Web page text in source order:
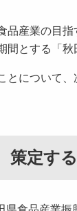
品産業の目指
間とする「
とについて、
策定す